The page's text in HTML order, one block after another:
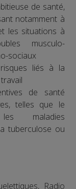
de santé,
notamment à
les situations à
musculo-
sociaux
liés à la
de santé
telles que le
maladies
tuberculose ou
Radio